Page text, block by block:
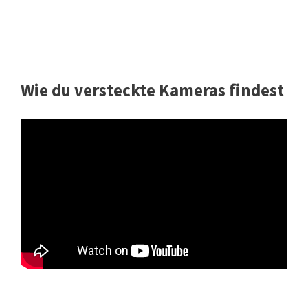
Wie du versteckte Kameras findest